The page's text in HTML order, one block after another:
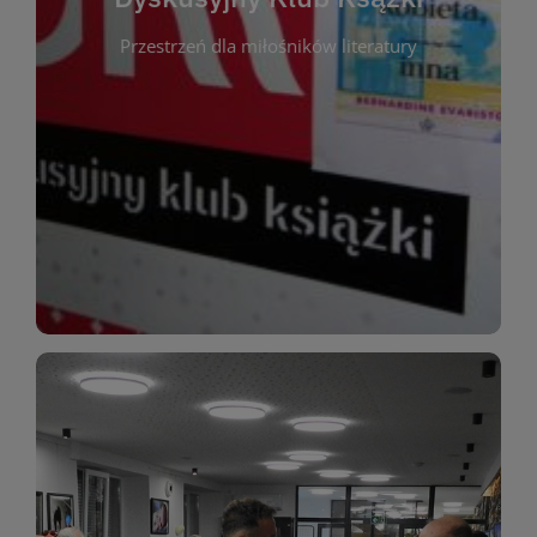
Przestrzeń dla miłośników literatury
Dyskusyjny Klub Ksążki
Dyskusyjny Klub Książki to przestrzeń dla
miłośników literatury, którzy lubią dzielić się
opiniami i emocjami po lekturze. Spotykamy się
regularnie, by rozmawiać o wybranych tytułach z
różnych gatunków literackich. Każde spotkanie to
okazja do inspirującej dyskusji, wymiany
miłośników estetycznych doznań!
WIĘCEJ